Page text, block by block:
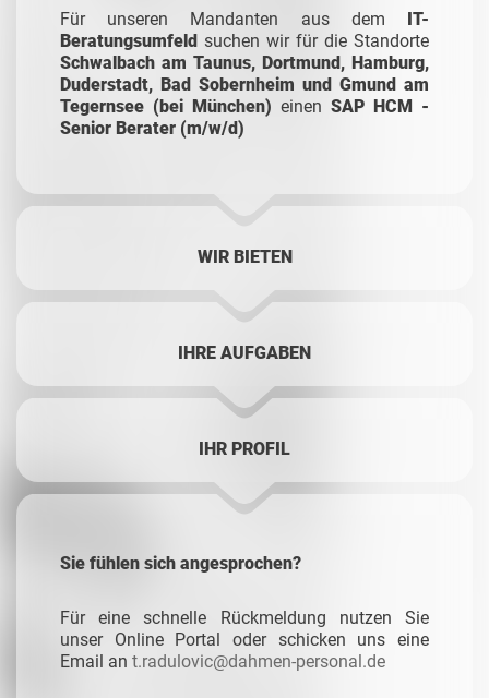
Für unseren Mandanten aus dem IT-
Beratungsumfeld suchen wir für die Standorte
Schwalbach am Taunus, Dortmund, Hamburg,
Duderstadt, Bad Sobernheim und Gmund am
Tegernsee (bei München) einen SAP HCM -
Senior Berater (m/w/d)
WIR BIETEN
IHRE AUFGABEN
IHR PROFIL
Sie fühlen sich angesprochen?
Für eine schnelle Rückmeldung nutzen Sie
unser Online Portal oder schicken uns eine
Email an t.radulovic@dahmen-personal.de